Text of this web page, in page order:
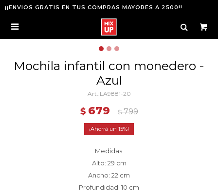
¡¡ENVIOS GRATIS EN TUS COMPRAS MAYORES A 2500!!

Mochila infantil con monedero -
Azul
LA9881-20
$ 679 $ 799
15
Medidas:
Alto: 29 cm
Ancho: 22 cm
Profundidad: 10 cm